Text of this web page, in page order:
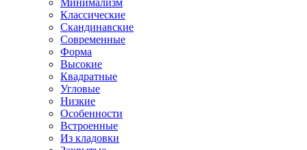
Минимализм
Классические
Скандинавские
Современные
Форма
Высокие
Квадратные
Угловые
Низкие
Особенности
Встроенные
Из кладовки